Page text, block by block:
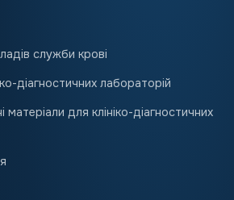
служби крові
діагностичних лабораторій
матеріали для клініко-діагностичних